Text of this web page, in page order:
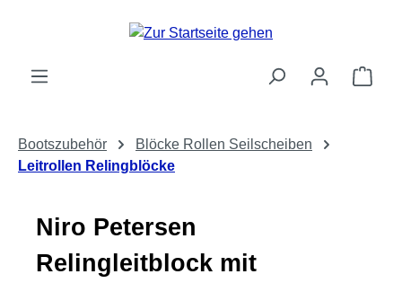
Zum Hauptinhalt springen
Bootszubehör
Blöcke Rollen Seilscheiben
Leitrollen Relingblöcke
Niro Petersen
Relingleitblock mit